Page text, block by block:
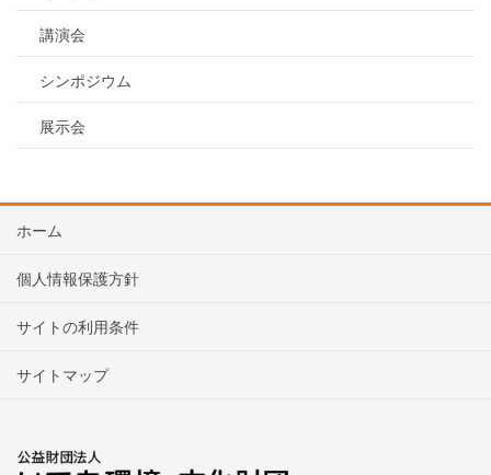
講演会
シンポジウム
展示会
ホーム
個人情報保護方針
サイトの利用条件
サイトマップ